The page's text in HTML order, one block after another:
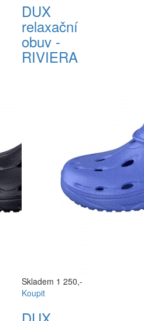
DUX
relaxační
obuv -
RIVIERA
Skladem 1 250,-
Koupit